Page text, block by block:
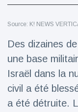
Dernières
ë-
18
Source: K! NEWS
Des dizaines
une base
Israël dans la
civil a été
a été détruite.